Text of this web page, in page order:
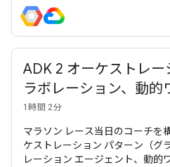
れたエージェントによって処理
ステムが作成されます。
ADK 2 オーケストレー
ラボレーション、動的
1時間 2分
マラソン レース当日のコーチを
ケストレーション パターン（グ
レーション エージェント、動的